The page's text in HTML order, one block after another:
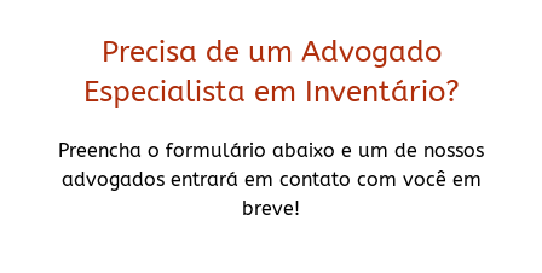
Precisa de um Advogado
Especialista em Inventário?
Preencha o formulário abaixo e um de nossos
advogados entrará em contato com você em
breve!